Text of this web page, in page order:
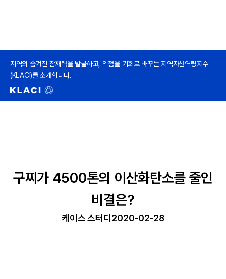
지역의 숨겨진 잠재력을 발굴하고, 약점을 기회로 바꾸는 지역자산역량지수
(KLACI)를 소개합니다.
구찌가 4500톤의 이산화탄소를 줄인
비결은?
케이스 스터디2020-02-28